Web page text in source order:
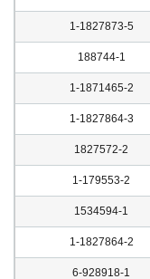
1-1827873-5
188744-1
1-1871465-2
1-1827864-3
1827572-2
1-179553-2
1534594-1
1-1827864-2
6-928918-1